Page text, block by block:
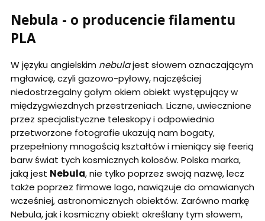
Nebula - o producencie filamentu
PLA
W języku angielskim nebulajest słowem oznaczającym
mgławicę, czyli gazowo-pyłowy, najczęściej
niedostrzegalny gołym okiem obiekt występujący w
międzygwiezdnych przestrzeniach. Liczne, uwiecznione
przez specjalistyczne teleskopy i odpowiednio
przetworzone fotografie ukazują nam bogaty,
przepełniony mnogością kształtów i mieniący się feerią
barw świat tych kosmicznych kolosów. Polska marka,
jaką jest Nebula, nie tylko poprzez swoją nazwę, lecz
także poprzez firmowe logo, nawiązuje do omawianych
wcześniej, astronomicznych obiektów. Zarówno markę
Nebula, jak i kosmiczny obiekt określany tym słowem,